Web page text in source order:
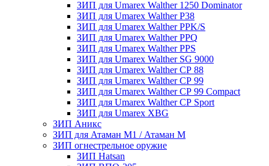
ЗИП для Umarex Walther 1250 Dominator
ЗИП для Umarex Walther P38
ЗИП для Umarex Walther PPK/S
ЗИП для Umarex Walther PPQ
ЗИП для Umarex Walther PPS
ЗИП для Umarex Walther SG 9000
ЗИП для Umarex Walther СР 88
ЗИП для Umarex Walther СР 99
ЗИП для Umarex Walther СР 99 Compact
ЗИП для Umarex Walther СР Sport
ЗИП для Umarex XBG
ЗИП Аникс
ЗИП для Атаман М1 / Атаман М
ЗИП огнестрельное оружие
ЗИП Hatsan